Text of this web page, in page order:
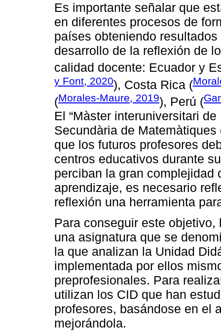
Es importante señalar que
en diferentes procesos de
países obteniendo
desarrollo de la reflexión de
calidad docente: Ecuador y
y Font, 2020), Costa Rica (
(Morales-Maure, 2019), Perú (
El “Màster interuniversitari
Secundària de
que los futuros profesores
centros educativos durante
perciban la gran complejidad
aprendizaje, es necesario
reflexión una herramienta
Para conseguir este
una asignatura que se
la que analizan la Unidad
implementada por ellos
preprofesionales. Para
utilizan los CID que han
profesores, basándose en el
mejorándola.